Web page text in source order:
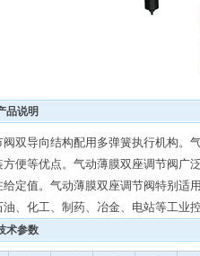
品说明
双导向结构配用多弹簧执行机构。
便等优点。气动薄膜双座调节阀广
定值。气动薄膜双座调节阀特别适
、化工、制药、冶金、电站等工业
术参数